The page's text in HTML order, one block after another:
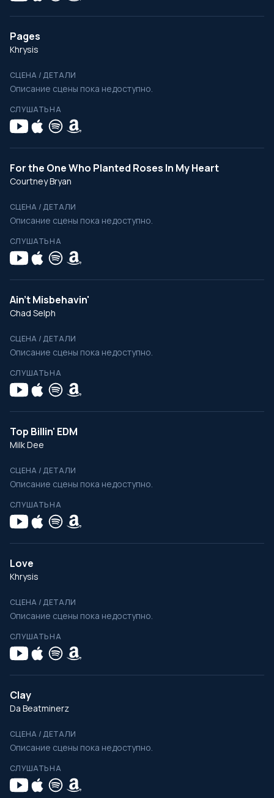
Pages
Khrysis
СЦЕНА / ДЕТАЛИ
Описание сцены пока недоступно.
СЛУШАТЬ НА
For the One Who Planted Roses In My Heart
Courtney Bryan
СЦЕНА / ДЕТАЛИ
Описание сцены пока недоступно.
СЛУШАТЬ НА
Ain't Misbehavin'
Chad Selph
СЦЕНА / ДЕТАЛИ
Описание сцены пока недоступно.
СЛУШАТЬ НА
Top Billin' EDM
Milk Dee
СЦЕНА / ДЕТАЛИ
Описание сцены пока недоступно.
СЛУШАТЬ НА
Love
Khrysis
СЦЕНА / ДЕТАЛИ
Описание сцены пока недоступно.
СЛУШАТЬ НА
Clay
Da Beatminerz
СЦЕНА / ДЕТАЛИ
Описание сцены пока недоступно.
СЛУШАТЬ НА